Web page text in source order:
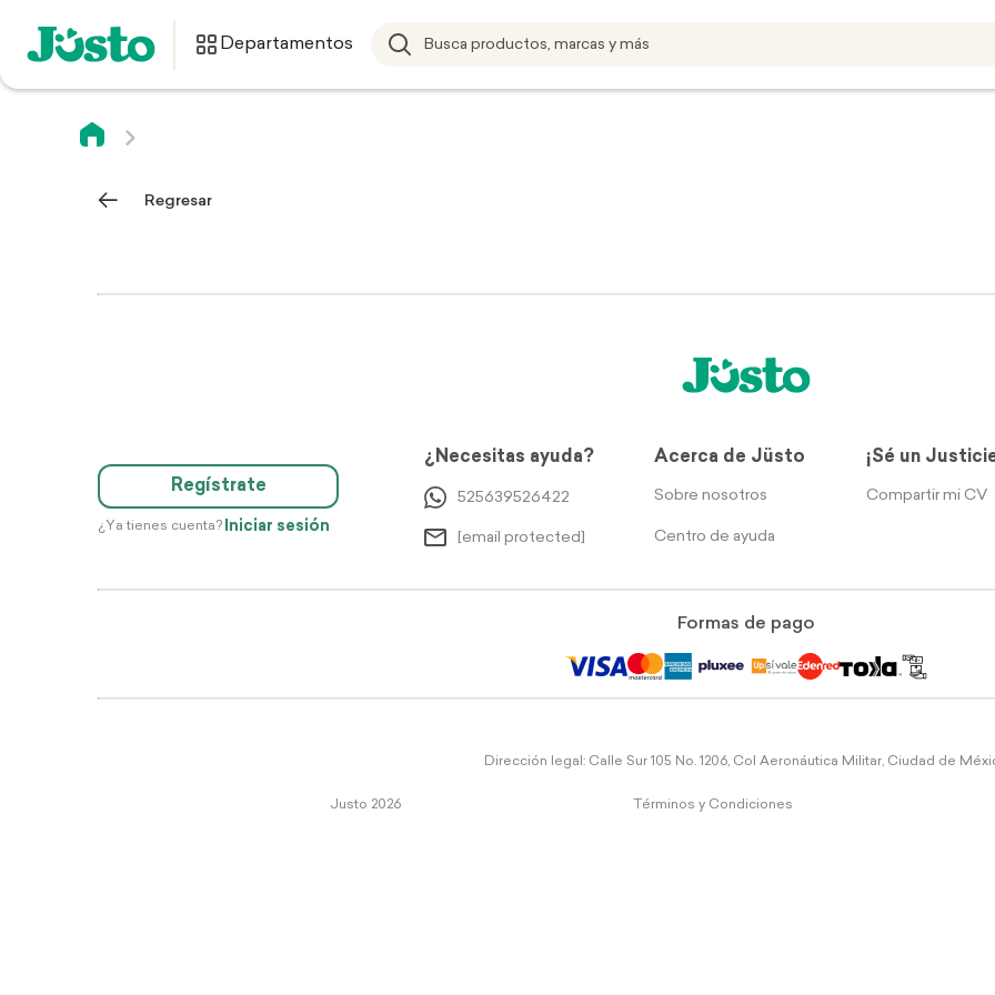
Departamentos
Regresar
Regístrate
¿Ya tienes cuenta? Iniciar sesión
¿Necesitas ayuda?
525639526422
[email protected]
Acerca de Jüsto
Sobre nosotros
Centro de ayuda
¡Sé un
Compartir mi CV
Formas de pago
Dirección legal: Calle Sur 105 No. 1206, Col Aeronáutica Militar, Ciudad de
Justo 2026 Términos y Condiciones